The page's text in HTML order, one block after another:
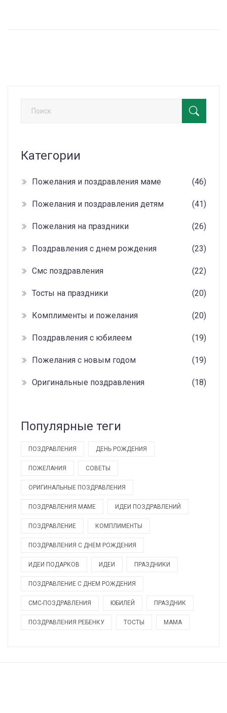
Категории
Пожелания и поздравления маме (46)
Пожелания и поздравления детям (41)
Пожелания на праздники (26)
Поздравления с днем рождения (23)
Смс поздравления (22)
Тосты на праздники (20)
Комплименты и пожелания (20)
Поздравления с юбилеем (19)
Пожелания с новым годом (19)
Оригинальные поздравления (18)
Популярные теги
ПОЗДРАВЛЕНИЯ ДЕНЬ РОЖДЕНИЯ
ПОЖЕЛАНИЯ СОВЕТЫ
ОРИГИНАЛЬНЫЕ ПОЗДРАВЛЕНИЯ
ПОЗДРАВЛЕНИЯ МАМЕ ИДЕИ ПОЗДРАВЛЕНИЙ
ПОЗДРАВЛЕНИЕ КОМПЛИМЕНТЫ
ПОЗДРАВЛЕНИЯ С ДНЕМ РОЖДЕНИЯ
ИДЕИ ПОДАРКОВ ИДЕИ ПРАЗДНИКИ
ПОЗДРАВЛЕНИЕ С ДНЕМ РОЖДЕНИЯ
СМС-ПОЗДРАВЛЕНИЯ ЮБИЛЕЙ ПРАЗДНИК
ПОЗДРАВЛЕНИЯ РЕБЕНКУ ТОСТЫ МАМА